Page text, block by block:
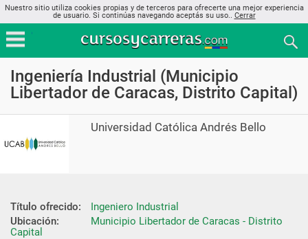
Nuestro sitio utiliza cookies propias y de terceros para ofrecerte una mejor experiencia
de usuario. Si continúas navegando aceptás su uso.. Cerrar
Ingeniería Industrial (Municipio
Libertador de Caracas, Distrito Capital)
Universidad Católica Andrés Bello
Título ofrecido:
Ingeniero Industrial
Ubicación:
Municipio Libertador de Caracas - Distrito
Capital